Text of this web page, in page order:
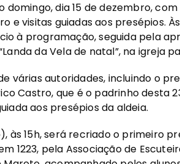
dia 15 de dezembro,
e visitas guiadas aos presépios.
à programação, seguida pela
da Vela de natal”, na igreja
várias autoridades, incluindo o
Castro, que é o padrinho desta
aos presépios da aldeia.
às 15h, será recriado o primeiro
1223, pela Associação de